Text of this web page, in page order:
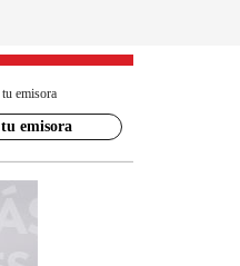
emisora
emisora